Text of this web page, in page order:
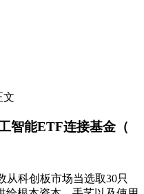
文
智能ETF连接基金（​
科创板市场当选取30只